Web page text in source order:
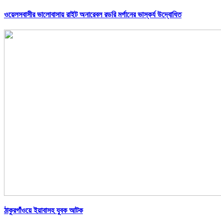
ওয়েলসবাসীর ভালোবাসায় রাইট অনারেবল রডরি মর্গানের ভাস্কর্য উদ্বোধিত
ঠাকুরগাঁওয়ে ইয়াবাসহ যুবক আটক